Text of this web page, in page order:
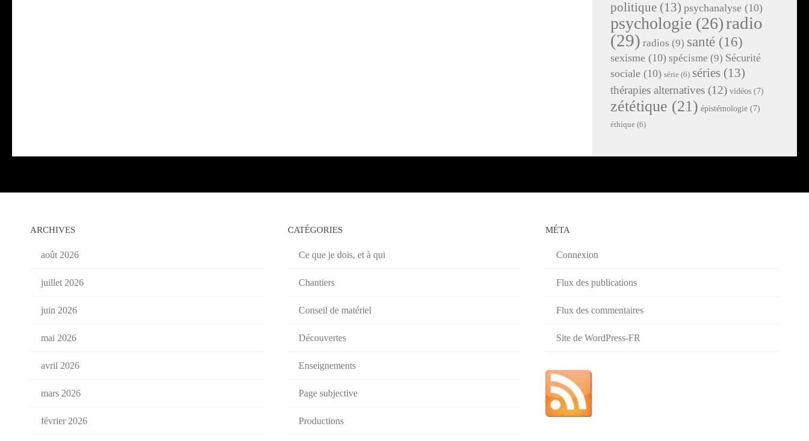
politique (13) psychanalyse (10)
psychologie (26)radio
(29) radios (9) santé (16)
sexisme (10) spécisme (9) Sécurité
sociale (10) série (6) séries (13)
thérapies alternatives (12) vidéos (7)
zététique (21) épistémologie (7)
éthique (6)
ARCHIVES
août 2026
juillet 2026
juin 2026
mai 2026
avril 2026
mars 2026
février 2026
CATÉGORIES
Ce que je dois, et à qui
Chantiers
Conseil de matériel
Découvertes
Enseignements
Page subjective
Productions
MÉTA
Connexion
Flux des publications
Flux des commentaires
Site de WordPress-FR